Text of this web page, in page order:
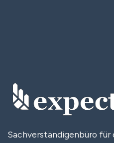
Sachverständigenbüro